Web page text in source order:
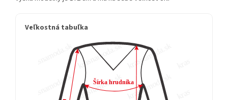
Veľkostná tabuľka